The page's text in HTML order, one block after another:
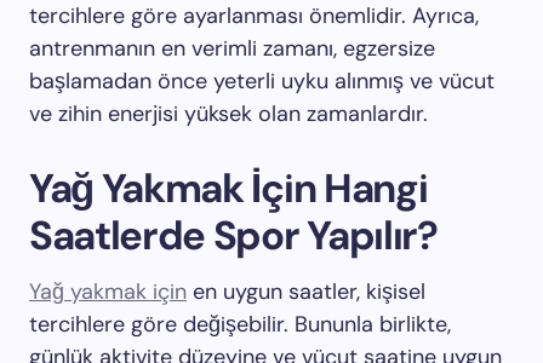
tercihlere göre ayarlanması önemlidir. Ayrıca,
antrenmanın en verimli zamanı, egzersize
başlamadan önce yeterli uyku alınmış ve vücut
ve zihin enerjisi yüksek olan zamanlardır.
Yağ Yakmak İçin Hangi
Saatlerde Spor Yapılır?
Yağ yakmak için en uygun saatler, kişisel
tercihlere göre değişebilir. Bununla birlikte,
günlük aktivite düzeyine ve vücut saatine uygun